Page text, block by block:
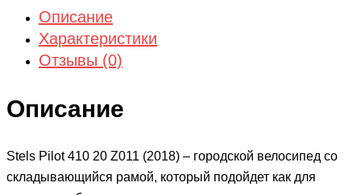
Описание
Характеристики
Отзывы (0)
Описание
Stels Pilot 410 20 Z011 (2018) – городской велосипед со
складывающийся рамой, который подойдет как для